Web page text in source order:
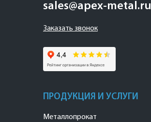
sales@apex-metal.ru
Заказать звонок
ПРОДУКЦИЯ И УСЛУГИ
Металлопрокат